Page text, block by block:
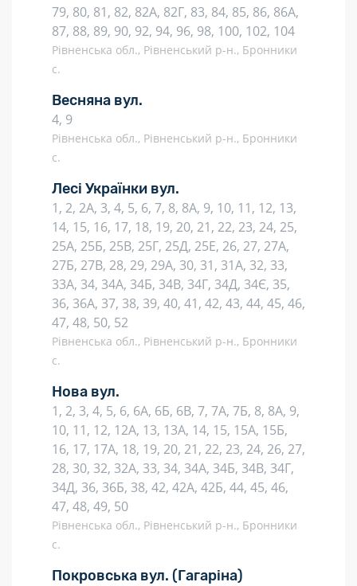
79, 80, 81, 82, 82А, 82Г, 83, 84, 85, 86, 86А,
87, 88, 89, 90, 92, 94, 96, 98, 100, 102, 104
Рівненська обл., Рівненський р-н., Бронники
с.
Весняна вул.
4, 9
Рівненська обл., Рівненський р-н., Бронники
с.
Лесі Українки вул.
1, 2, 2А, 3, 4, 5, 6, 7, 8, 8А, 9, 10, 11, 12, 13,
14, 15, 16, 17, 18, 19, 20, 21, 22, 23, 24, 25,
25А, 25Б, 25В, 25Г, 25Д, 25Е, 26, 27, 27А,
27Б, 27В, 28, 29, 29А, 30, 31, 31А, 32, 33,
33А, 34, 34А, 34Б, 34В, 34Г, 34Д, 34Є, 35,
36, 36А, 37, 38, 39, 40, 41, 42, 43, 44, 45, 46,
47, 48, 50, 52
Рівненська обл., Рівненський р-н., Бронники
с.
Нова вул.
1, 2, 3, 4, 5, 6, 6А, 6Б, 6В, 7, 7А, 7Б, 8, 8А, 9,
10, 11, 12, 12А, 13, 13А, 14, 15, 15А, 15Б,
16, 17, 17А, 18, 19, 20, 21, 22, 23, 24, 26, 27,
28, 30, 32, 32А, 33, 34, 34А, 34Б, 34В, 34Г,
34Д, 36, 36Б, 38, 42, 42А, 42Б, 44, 45, 46,
47, 48, 49, 50
Рівненська обл., Рівненський р-н., Бронники
с.
Покровська вул. (Гагаріна)